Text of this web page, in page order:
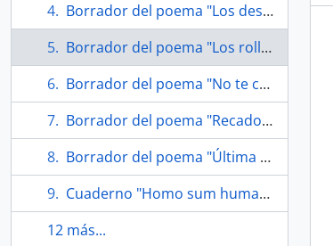
Borrador del poema "Los deseos de los hombres"
Borrador del poema "Los rollos del Marx muerto"
Borrador del poema "No te cases"
Borrador del poema "Recado para Gabriela Mistral"
Borrador del poema "Última hora, urgente"
Cuaderno "Homo sum humani nihil a me alienum puto"
12 más...